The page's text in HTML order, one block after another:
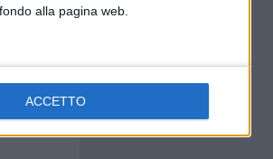
alla pagina web.
ACCETTO